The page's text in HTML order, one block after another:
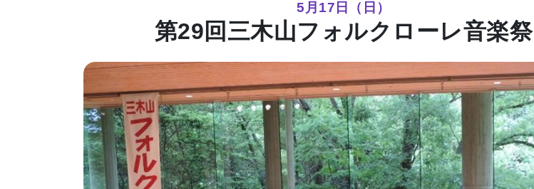
5月17日（日）
第29回三木山フォルクローレ音楽祭